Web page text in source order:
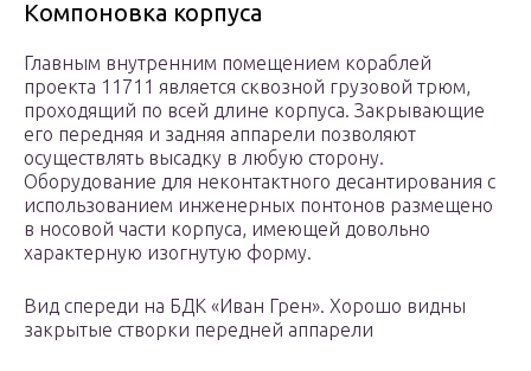
Компоновка корпуса
Главным внутренним помещением кораблей
проекта 11711 является сквозной грузовой трюм,
проходящий по всей длине корпуса. Закрывающие
его передняя и задняя аппарели позволяют
осуществлять высадку в любую сторону.
Оборудование для неконтактного десантирования с
использованием инженерных понтонов размещено
в носовой части корпуса, имеющей довольно
характерную изогнутую форму.
Вид спереди на БДК «Иван Грен». Хорошо видны
закрытые створки передней аппарели